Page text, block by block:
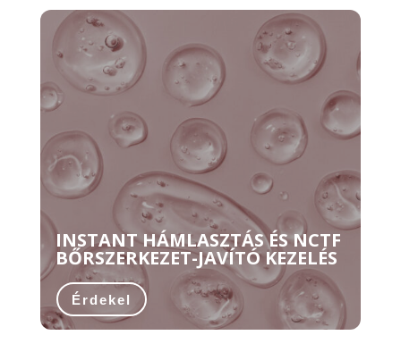
INSTANT HÁMLASZTÁS ÉS NCTF
BŐRSZERKEZET-JAVÍTÓ KEZELÉS
Érdekel